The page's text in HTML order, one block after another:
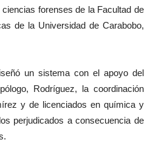
forenses de la Facultad de
de la Universidad de Carabobo,
un sistema con el apoyo del
Rodríguez, la coordinación
y de licenciados en química y
perjudicados a consecuencia de